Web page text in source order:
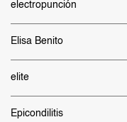
electropunción
Elisa Benito
elite
Epicondilitis